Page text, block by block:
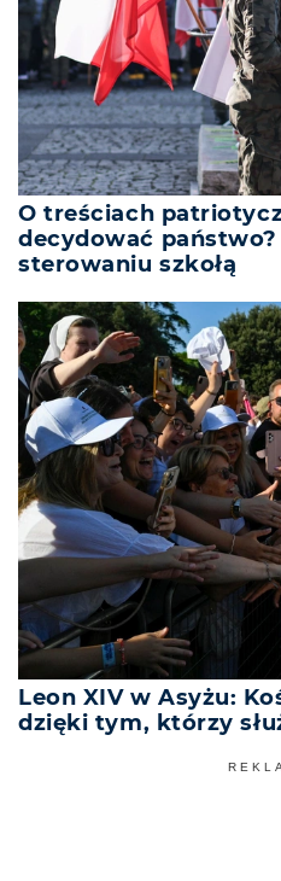
O treściach
decydować
sterowaniu szkołą
Leon XIV w Asyżu:
dzięki tym, którzy